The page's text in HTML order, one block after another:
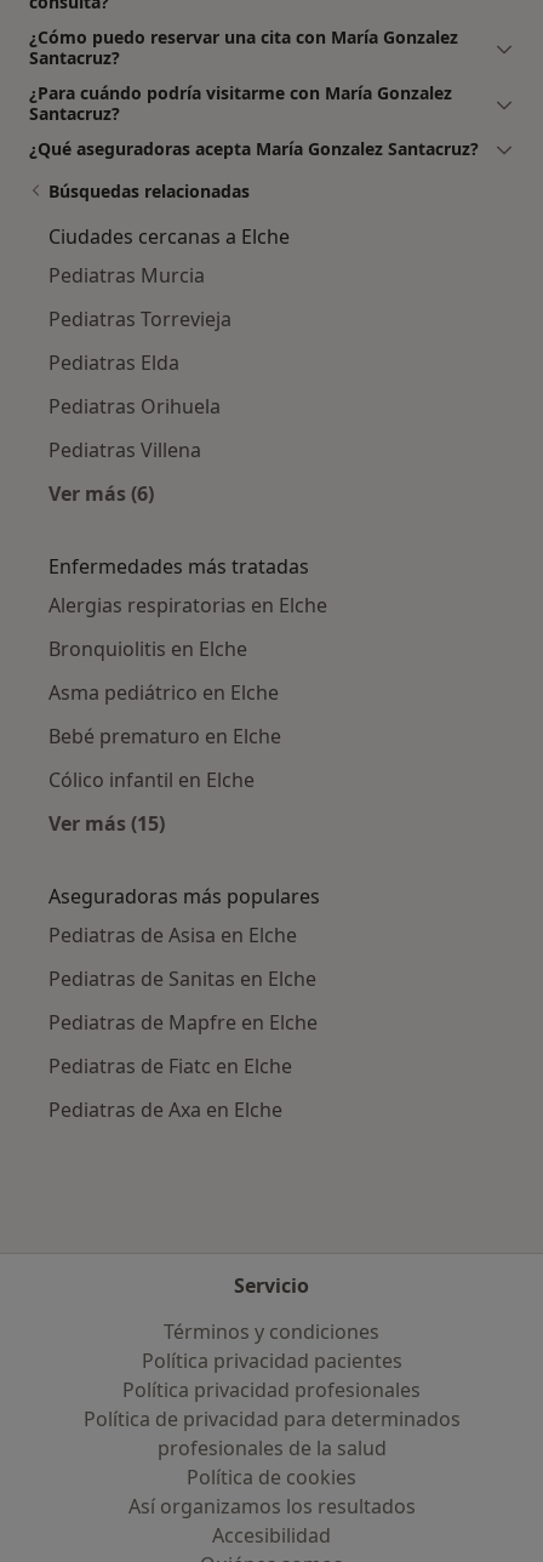
¿Cómo puedo reservar una cita con María Gonzalez
Santacruz?
¿Para cuándo podría visitarme con María Gonzalez
Santacruz?
¿Qué aseguradoras acepta María Gonzalez Santacruz?
Búsquedas relacionadas
Ciudades cercanas a Elche
Pediatras Murcia
Pediatras Torrevieja
Pediatras Elda
Pediatras Orihuela
Pediatras Villena
Ver más (6)
Enfermedades más tratadas
Alergias respiratorias en Elche
Bronquiolitis en Elche
Asma pediátrico en Elche
Bebé prematuro en Elche
Cólico infantil en Elche
Ver más (15)
Aseguradoras más populares
Pediatras de Asisa en Elche
Pediatras de Sanitas en Elche
Pediatras de Mapfre en Elche
Pediatras de Fiatc en Elche
Pediatras de Axa en Elche
Servicio
Términos y condiciones
Política privacidad pacientes
Política privacidad profesionales
Política de privacidad para determinados
profesionales de la salud
Política de cookies
Así organizamos los resultados
Accesibilidad